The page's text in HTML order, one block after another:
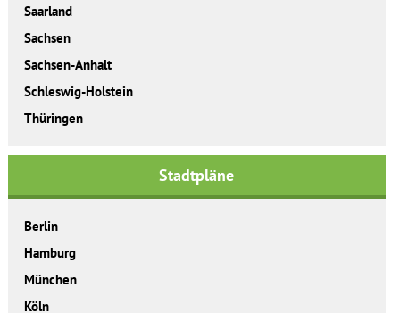
Saarland
Sachsen
Sachsen-Anhalt
Schleswig-Holstein
Thüringen
Stadtpläne
Berlin
Hamburg
München
Köln